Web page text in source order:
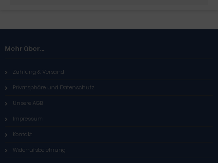
Mehr über...
Zahlung & Versand
Privatsphäre und Datenschutz
Unsere AGB
Impressum
Kontakt
Widerrufsbelehrung